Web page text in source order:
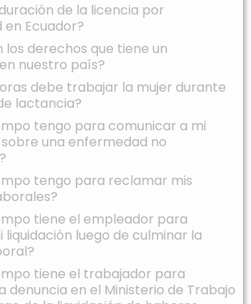
de la licencia por
Ecuador?
los derechos que tiene un
nuestro país?
debe trabajar la mujer durante
lactancia?
tengo para comunicar a mi
una enfermedad no
tengo para reclamar mis
tiene el empleador para
luego de culminar la
tiene el trabajador para
denuncia en el Ministerio de Trabajo